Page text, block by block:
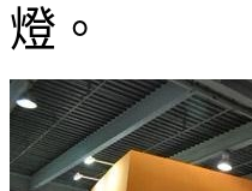
燈。